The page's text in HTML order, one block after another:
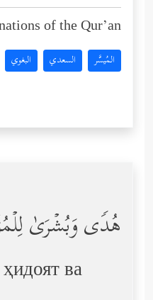
of the Qur’an:
المُيسَّر السعدي البغوي
هُدࣰى وَبُشۡرَىٰ
ва